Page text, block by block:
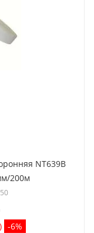
NT639B
200м
-6%